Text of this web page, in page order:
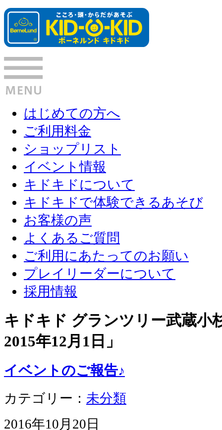
はじめての方へ
ご利用料金
ショップリスト
イベント情報
キドキドについて
キドキドで体験できるあそび
お客様の声
よくあるご質問
ご利用にあたってのお願い
プレイリーダーについて
採用情報
キドキド グランツリー武蔵
2015年12月1日 」
イベントのご報告♪
カテゴリー： 未分類
2016年10月20日